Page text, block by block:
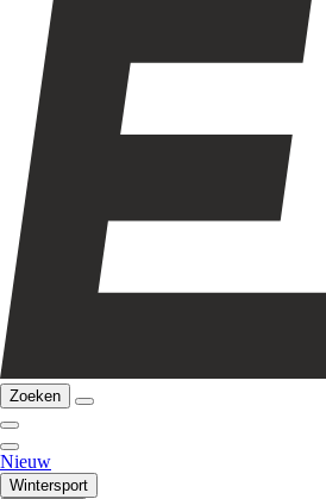
Zoeken
Nieuw
Wintersport